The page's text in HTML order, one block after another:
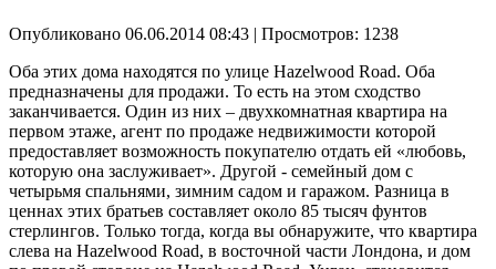
Опубликовано 06.06.2014 08:43 | Просмотров: 1238
Оба этих дома находятся по улице Hazelwood Road. Оба
предназначены для продажи. То есть на этом сходство
заканчивается. Один из них – двухкомнатная квартира на
первом этаже, агент по продаже недвижимости которой
предоставляет возможность покупателю отдать ей «любовь,
которую она заслуживает». Другой - семейный дом с
четырьмя спальнями, зимним садом и гаражом. Разница в
ценнах этих братьев составляет около 85 тысяч фунтов
стерлингов. Только тогда, когда вы обнаружите, что квартира
слева на Hazelwood Road, в восточной части Лондона, и дом